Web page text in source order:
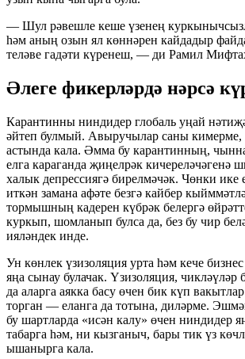
— Шул рәвешле кеше үзенең
һәм аның озын ял көннәрен кайдадыр
теләве гадәти күренеш, — ди Рамил
Әлеге фикерләрдә нәрсә
Карантинны ниндидер глобаль уңай
әйтеп булмый. Авыручылар саны кимерме,
астында кала. Әмма бу карантинның,
елга караганда җиңелрәк кичереләчәгенә
халык депрессиягә бирелмәчәк. Чөнки ике
иткән замана афәте безгә кайбер
тормышның кадерен күбрәк белергә
куркып, шомланып булса да, без бу чир
ияләндек инде.
Ун көнлек үзизоляция урта һәм кече
яңа сынау булачак. Үзизоляция, чикләүләр
да аларга аякка басу өчен бик күп
торган — еланга да тотына, диләрме.
бу шартларда «исән калу» өчен ниндидер
табарга һәм, ни кызганыч, бары тик үз
ышанырга кала.